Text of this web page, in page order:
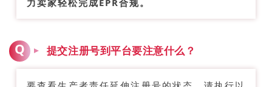
Q 提交注册号到平台要注意什么？